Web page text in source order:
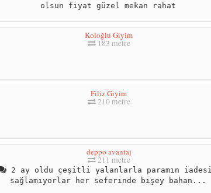
olsun fiyat güzel mekan rahat
Koloğlu Giyim
183 metre
Filiz Giyim
210 metre
deppo avantaj
211 metre
2 ay oldu çeşitli yalanlarla paramın
sağlamıyorlar her seferinde bişey bahan...